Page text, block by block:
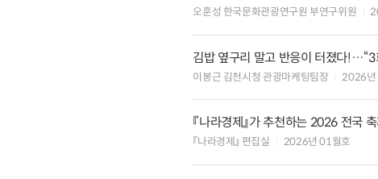
오훈성 한국문화관광연구원 부연구위원
김밥 옆구리 말고 반응이 터졌다!…“3
이봉근 김천시청 관광마케팅팀장 2026년
『나라경제』가 추천하는 2026 전국
『나라경제』 편집실 2026년 01월호